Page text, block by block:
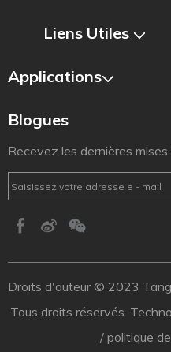
Liens Utiles​​​​​​​
Applications
Blogues
Recevez les dernières
Droits d'auteur ©️ 2023
Tous droits réservés.
/ politique